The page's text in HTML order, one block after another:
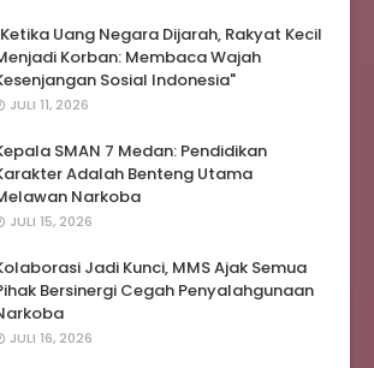
Uang Negara Dijarah, Rakyat Kecil
Korban: Membaca Wajah
Sosial Indonesia"
JULI 11, 2026
SMAN 7 Medan: Pendidikan
Adalah Benteng Utama
Narkoba
JULI 15, 2026
Jadi Kunci, MMS Ajak Semua
Bersinergi Cegah Penyalahgunaan
JULI 16, 2026